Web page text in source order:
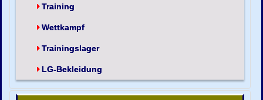
Training
Wettkampf
Trainingslager
LG-Bekleidung